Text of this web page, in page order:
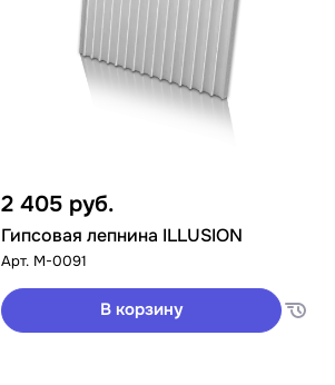
2 405 руб.
Гипсовая лепнина ILLUSION
Арт. M-0091
В корзину